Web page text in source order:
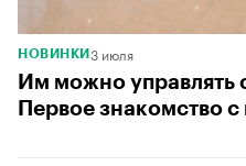
НОВИНКИ 3 июля
Им можно управлять
Первое знакомство